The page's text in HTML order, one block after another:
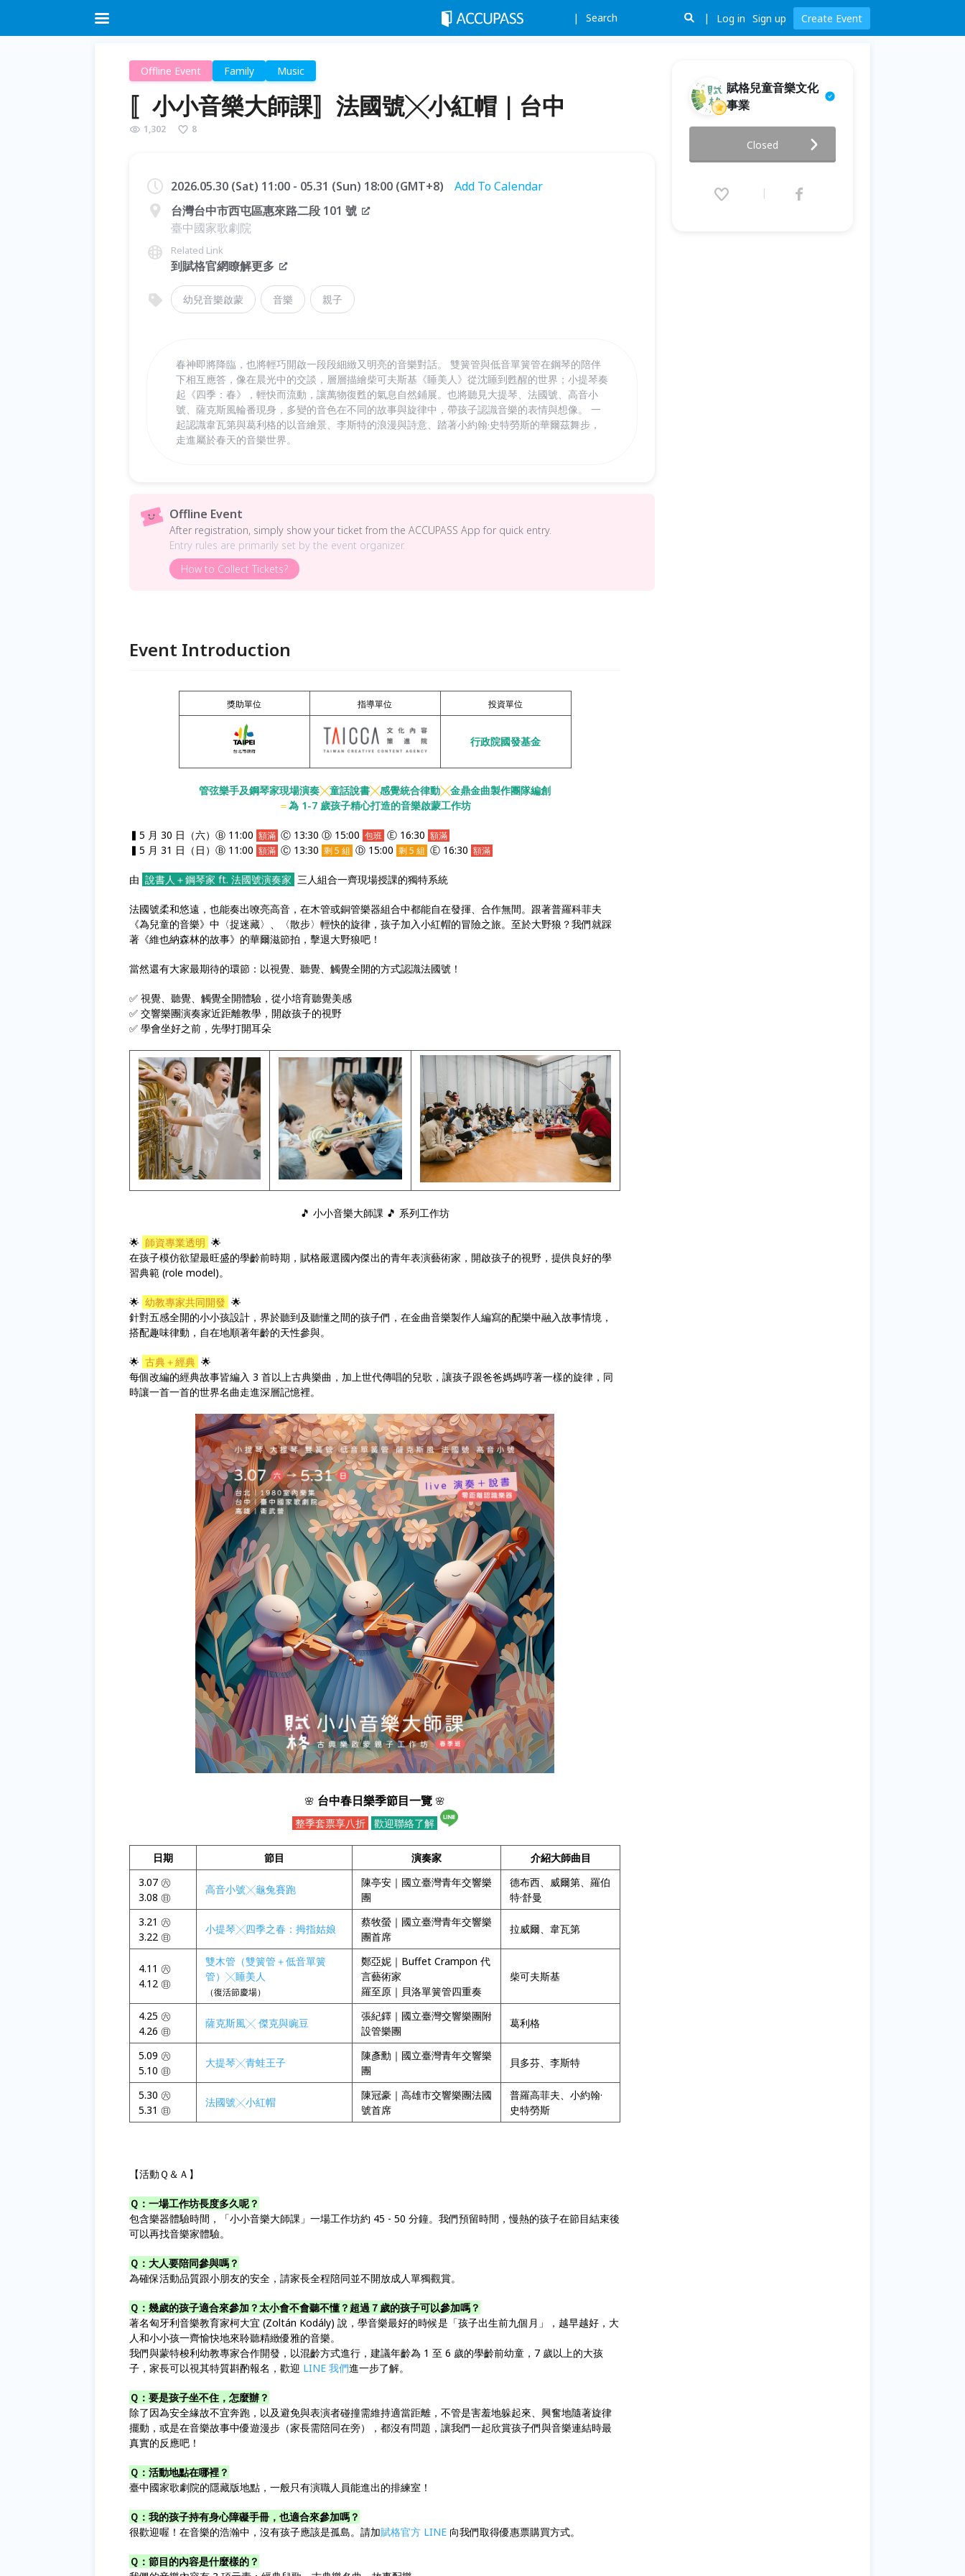
Search Log in Sign up Create Event
Offline Event Family Music
〚小小音樂大師課〛法國號╳小紅帽｜台中
1,302 8
2026.05.30 (Sat) 11:00 - 05.31 (Sun) 18:00 (GMT+8)
Add To Calendar
台灣台中市西屯區惠來路二段 101 號
臺中國家歌劇院
Related Link
到賦格官網瞭解更多
幼兒音樂啟蒙 音樂 親子
春神即將降臨，也將輕巧開啟一段段細緻又明亮的音樂對話。 雙簧管與低音單簧管在鋼琴的陪伴
下相互應答，像在晨光中的交談，層層描繪柴可夫斯基《睡美人》從沈睡到甦醒的世界；小提琴奏
起《四季：春》，輕快而流動，讓萬物復甦的氣息自然鋪展。也將聽見大提琴、法國號、高音小
號、薩克斯風輪番現身，多變的音色在不同的故事與旋律中，帶孩子認識音樂的表情與想像。 一
起認識韋瓦第與葛利格的以音繪景、李斯特的浪漫與詩意、踏著小約翰·史特勞斯的華爾茲舞步，
走進屬於春天的音樂世界。
Offline Event
After registration, simply show your ticket from the ACCUPASS App for quick entry.
Entry rules are primarily set by the event organizer.
How to Collect Tickets?
Event Introduction
獎助單位 指導單位 投資單位
行政院國發基金
管弦樂手及鋼琴家現場演奏╳童話說書╳感覺統合律動╳金鼎金曲製作團隊編創
＝為 1-7 歲孩子精心打造的音樂啟蒙工作坊
▍5 月 30 日（六）Ⓑ 11:00 額滿 Ⓒ 13:30 Ⓓ 15:00 包班 Ⓔ 16:30 額滿
▍5 月 31 日（日）Ⓑ 11:00 額滿 Ⓒ 13:30 剩 5 組 Ⓓ 15:00 剩 5 組 Ⓔ 16:30 額滿
由 說書人＋鋼琴家 ft. 法國號演奏家 三人組合一齊現場授課的獨特系統
法國號柔和悠遠，也能奏出嘹亮高音，在木管或銅管樂器組合中都能自在發揮、合作無間。跟著普羅科菲夫
《為兒童的音樂》中〈捉迷藏〉、〈散步〉輕快的旋律，孩子加入小紅帽的冒險之旅。至於大野狼？我們就踩
著《維也納森林的故事》的華爾滋節拍，擊退大野狼吧！
當然還有大家最期待的環節：以視覺、聽覺、觸覺全開的方式認識法國號！
✅ 視覺、聽覺、觸覺全開體驗，從小培育聽覺美感
✅ 交響樂團演奏家近距離教學，開啟孩子的視野
✅ 學會坐好之前，先學打開耳朵
🎵 小小音樂大師課 🎵 系列工作坊
🌟 師資專業透明 🌟
在孩子模仿欲望最旺盛的學齡前時期，賦格嚴選國內傑出的青年表演藝術家，開啟孩子的視野，提供良好的學
習典範 (role model)。
🌟 幼教專家共同開發 🌟
針對五感全開的小小孩設計，界於聽到及聽懂之間的孩子們，在金曲音樂製作人編寫的配樂中融入故事情境，
搭配趣味律動，自在地順著年齡的天性參與。
🌟 古典＋經典 🌟
每個改編的經典故事皆編入 3 首以上古典樂曲，加上世代傳唱的兒歌，讓孩子跟爸爸媽媽哼著一樣的旋律，同
時讓一首一首的世界名曲走進深層記憶裡。
🌸 台中春日樂季節目一覽 🌸
整季套票享八折
歡迎聯絡了解
日期 節目 演奏家
介紹大師曲目
3.07 ㊅
3.08 ㊐
高音小號╳龜兔賽跑
陳亭安｜國立臺灣青年交響樂
團
德布西、威爾第、羅伯
特·舒曼
3.21 ㊅
3.22 ㊐
小提琴╳四季之春：拇指姑娘
蔡牧螢｜國立臺灣青年交響樂
團首席
拉威爾、韋瓦第
4.11 ㊅
4.12 ㊐
雙木管（雙簧管＋低音單簧
管）╳睡美人
（復活節慶場）
鄭亞妮｜Buffet Crampon 代
言藝術家
羅至原｜貝洛單簧管四重奏
柴可夫斯基
4.25 ㊅
4.26 ㊐
薩克斯風╳ 傑克與豌豆
張紀鐸｜國立臺灣交響樂團附
設管樂團
葛利格
5.09 ㊅
5.10 ㊐
大提琴╳青蛙王子
陳彥勳｜國立臺灣青年交響樂
團
貝多芬、李斯特
5.30 ㊅
5.31 ㊐
法國號╳小紅帽
陳冠豪｜高雄市交響樂團法國
號首席
普羅高菲夫、小約翰·
史特勞斯
【活動Ｑ＆Ａ】
Ｑ：一場工作坊長度多久呢？
包含樂器體驗時間，「小小音樂大師課」一場工作坊約 45 - 50 分鐘。我們預留時間，慢熱的孩子在節目結束後
可以再找音樂家體驗。
Ｑ：大人要陪同參與嗎？
為確保活動品質跟小朋友的安全，請家長全程陪同並不開放成人單獨觀賞。
Ｑ：幾歲的孩子適合來參加？太小會不會聽不懂？超過７歲的孩子可以參加嗎？
著名匈牙利音樂教育家柯大宜 (Zoltán Kodály) 說，學音樂最好的時候是「孩子出生前九個月」，越早越好，大
人和小小孩一齊愉快地來聆聽精緻優雅的音樂。
我們與蒙特梭利幼教專家合作開發，以混齡方式進行，建議年齡為 1 至 6 歲的學齡前幼童，7 歲以上的大孩
子，家長可以視其特質斟酌報名，歡迎 LINE 我們進一步了解。
Ｑ：要是孩子坐不住，怎麼辦？
除了因為安全緣故不宜奔跑，以及避免與表演者碰撞需維持適當距離，不管是害羞地躲起來、興奮地隨著旋律
擺動，或是在音樂故事中優遊漫步（家長需陪同在旁），都沒有問題，讓我們一起欣賞孩子們與音樂連結時最
真實的反應吧！
Ｑ：活動地點在哪裡？
臺中國家歌劇院的隱藏版地點，一般只有演職人員能進出的排練室！
Ｑ：我的孩子持有身心障礙手冊，也適合來參加嗎？
很歡迎喔！在音樂的浩瀚中，沒有孩子應該是孤島。請加賦格官方 LINE 向我們取得優惠票購買方式。
Ｑ：節目的內容是什麼樣的？
賦格兒童音樂文化
事業
2026.05.30 (Sat) 11:00 - 05.31
Closed